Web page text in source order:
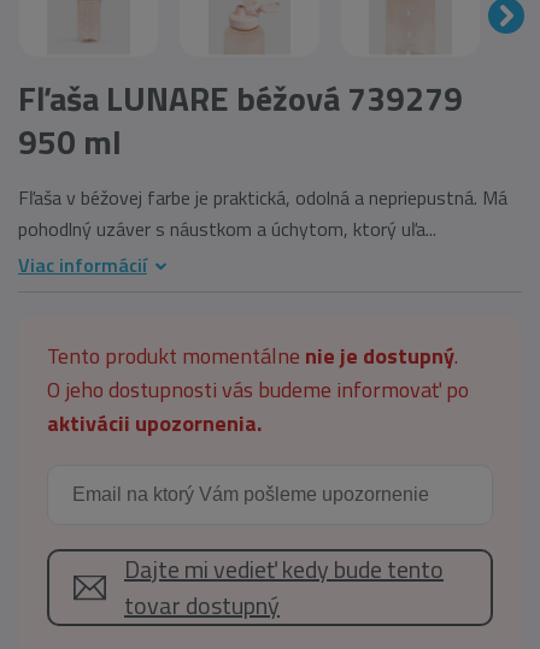
Fľaša LUNARE béžová 739279
950 ml
Fľaša v béžovej farbe je praktická, odolná a nepriepustná. Má
pohodlný uzáver s náustkom a úchytom, ktorý uľa...
Viac informácií
Tento produkt momentálne nie je dostupný.
O jeho dostupnosti vás budeme informovať po
aktivácii upozornenia.
Dajte mi vedieť kedy bude tento
tovar dostupný